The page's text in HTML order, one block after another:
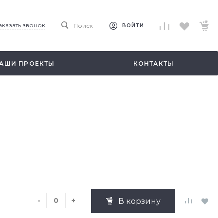
звонок Поиск ВОЙТИ
ПРОЕКТЫ КОНТАКТЫ
- + В корзину